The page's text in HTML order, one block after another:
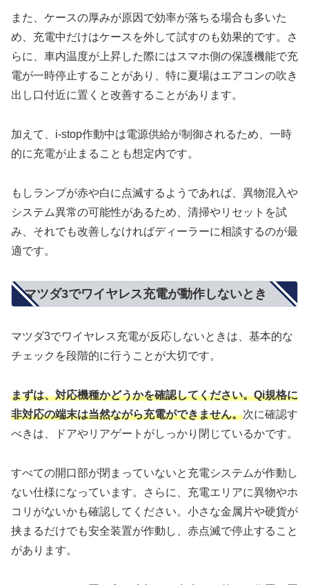
また、ケースの厚みが原因で効率が落ちる場合も多いた
め、充電中だけはケースを外して試すのも効果的です。さ
らに、車内温度が上昇した際にはスマホ側の保護機能で充
電が一時停止することがあり、特に夏場はエアコンの吹き
出し口付近に置くと改善することがあります。
加えて、i-stop作動中は電源供給が制御されるため、一時
的に充電が止まることも想定内です。
もしランプが赤や白に点滅するようであれば、異物混入や
システム異常の可能性があるため、清掃やリセットを試
み、それでも改善しなければディーラーに相談するのが最
適です。
マツダ3でワイヤレス充電が動作しないとき
マツダ3でワイヤレス充電が反応しないときは、基本的な
チェックを段階的に行うことが大切です。
まずは、対応機種かどうかを確認してください。Qi規格に
非対応の端末は当然ながら充電ができません。次に確認す
べきは、ドアやリアゲートがしっかり閉じているかです。
すべての開口部が閉まっていないと充電システムが作動し
ない仕様になっています。さらに、充電エリアに異物やホ
コリがないかも確認してください。小さな金属片や硬貨が
挟まるだけでも安全装置が作動し、赤点滅で停止すること
があります。